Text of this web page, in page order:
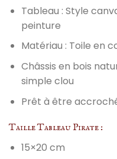
Tableau : Style
peinture
Matériau : Toile en
Châssis en bois
simple clou
Prêt à être
Taille Tableau Pirate :
15×20 cm